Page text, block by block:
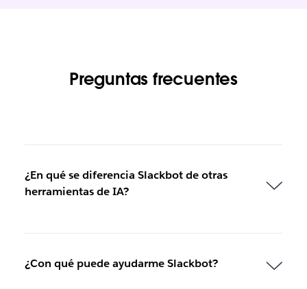
Preguntas frecuentes
¿En qué se diferencia Slackbot de otras
herramientas de IA?
¿Con qué puede ayudarme Slackbot?